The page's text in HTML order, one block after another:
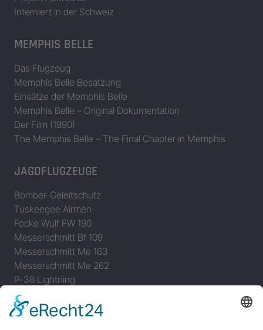
Interniert in der Schweiz
MEMPHIS BELLE
Das Flugzeug
Memphis Belle Besatzung
Einsätze der Memphis Belle
Memphis Belle – Original Dokumentation
Der Film (1990)
The Memphis Belle – The Final Chapter in Memphis
JAGDFLUGZEUGE
Bomber-Geleitschutz
Tuskeegee Airmen
Focke Wulf FW 190
Messerschmitt Bf 109
Messerschmitt Me 163
Messerschmitt Me 262
P-38 Lightning
P-47 Thunderbolt
P-51 Mustang